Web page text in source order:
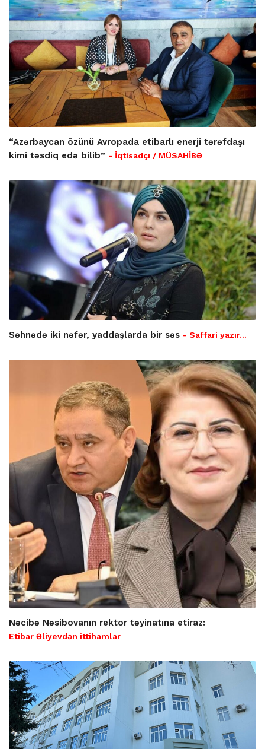
“Azərbaycan özünü Avropada etibarlı enerji tərəfdaşı
kimi təsdiq edə bilib” - İqtisadçı / MÜSAHİBƏ
Səhnədə iki nəfər, yaddaşlarda bir səs - Saffari yazır…
Nəcibə Nəsibovanın rektor təyinatına etiraz:
Etibar Əliyevdən ittihamlar